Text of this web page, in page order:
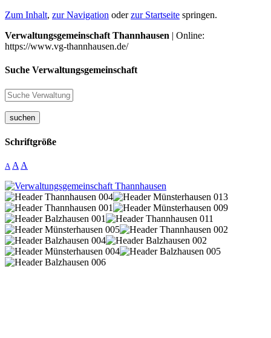
Zum Inhalt, zur Navigation oderzur Startseite springen.
Verwaltungsgemeinschaft Thannhausen | Online:
https://www.vg-thannhausen.de/
Suche Verwaltungsgemeinschaft
suchen
Schriftgröße
A A A